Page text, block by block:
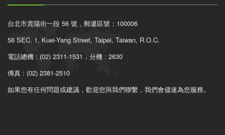
台北市貴陽街一段 56 號，郵遞區號：100006
56 SEC. 1, Kuei-Yang Street, Taipei, Taiwan, R.O.C.
電話總機 : (02) 2311-1531，分機 : 2630
傳真 : (02) 2381-2510
如果您有任何問題或建議，歡迎您與我們聯繫，我們會儘速為您服務。